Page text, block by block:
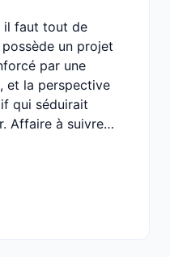
il faut tout de
un projet
par une
et la perspective
qui séduirait
Affaire à suivre…